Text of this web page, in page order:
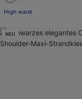
High waist
NEU